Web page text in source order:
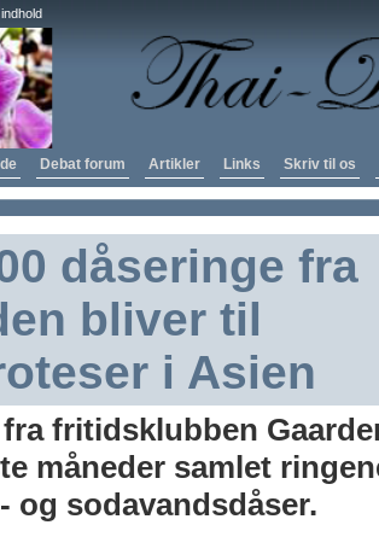
Debat forum Artikler Links Skriv til os
dåseringe fra
bliver til
i Asien
fritidsklubben
måneder samlet
og sodavandsdåser.